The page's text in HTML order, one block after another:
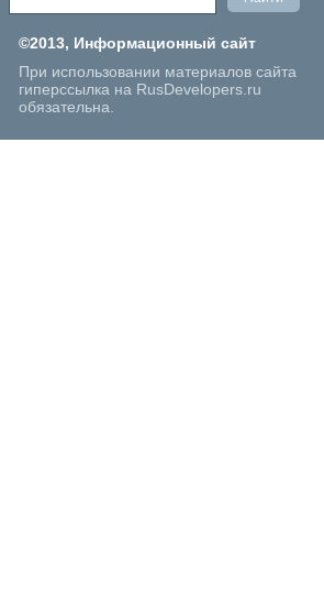
©2013, Информационный сайт
При использовании материалов сайта
гиперссылка на RusDevelopers.ru
обязательна.